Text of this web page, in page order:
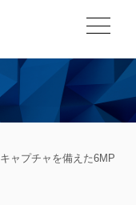
ャプチャを備えた6MP